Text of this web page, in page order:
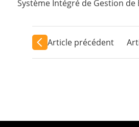
Système Intégré de Gestion de
Article précédent